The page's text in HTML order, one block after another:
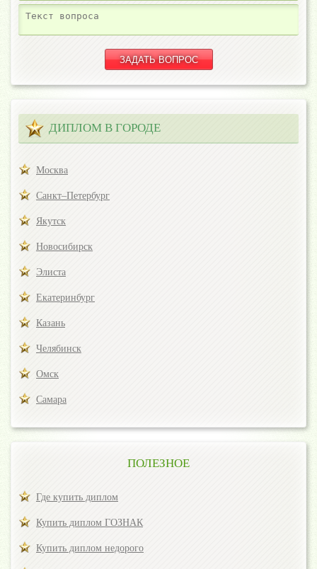
ДИПЛОМ В ГОРОДЕ
Москва
Санкт–Петербург
Якутск
Новосибирск
Элиста
Екатеринбург
Казань
Челябинск
Омск
Самара
ПОЛЕЗНОЕ
Где купить диплом
Купить диплом ГОЗНАК
Купить диплом недорого